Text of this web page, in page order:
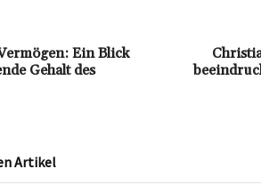
Ein Blick
Gehalt des
Artikel